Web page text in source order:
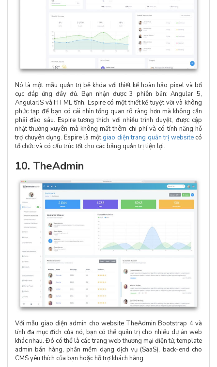
Nó là một mẫu quản trị bẻ khóa với thiết kế hoàn hảo pixel và bố
cục đáp ứng đầy đủ. Bạn nhận được 3 phiên bản: Angular 5,
AngularJS và HTML tĩnh. Espire có một thiết kế tuyệt vời và không
phức tạp để bạn có cái nhìn tổng quan rõ ràng hơn mà không cần
phải đào sâu. Espire tương thích với nhiều trình duyệt, được cập
nhật thường xuyên mà không mất thêm chi phí và có tính năng hỗ
trợ chuyên dụng. Espire là mộtgiao diện trang quản trị websitecó
tổ chức và có cấu trúc tốt cho các bảng quản trị tiện lợi.
10. TheAdmin
Với mẫu giao diện admin cho website TheAdmin Bootstrap 4 và
tính đa mục đích của nó, bạn có thể quản trị cho nhiều dự án web
khác nhau. Đó có thể là các trang web thương mại điện tử, template
admin bán hàng, phần mềm dạng dịch vụ (SaaS), back-end cho
CMS yêu thích của bạn hoặc hỗ trợ khách hàng.